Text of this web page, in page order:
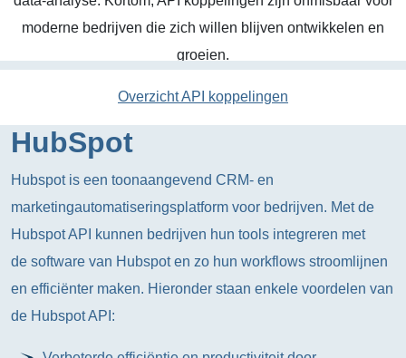
moderne bedrijven die zich willen blijven ontwikkelen en
groeien.
Overzicht API koppelingen
HubSpot
Hubspot is een toonaangevend CRM- en
marketingautomatiseringsplatform voor bedrijven. Met de
Hubspot API kunnen bedrijven hun tools integreren met
de software van Hubspot en zo hun workflows stroomlijnen
en efficiënter maken. Hieronder staan enkele voordelen van
de Hubspot API: